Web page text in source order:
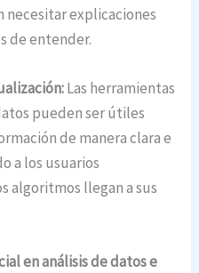
necesitar explicaciones
de entender.
Las herramientas
pueden ser útiles
de manera clara e
a los usuarios
algoritmos llegan a sus
en análisis de datos e